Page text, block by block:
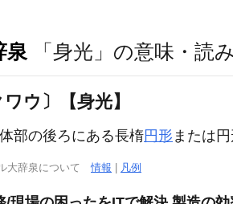
泉 「身光」の意味・読
ウ〕【身光】
部の後ろにある長楕円形 または円
大辞泉について情報 凡例